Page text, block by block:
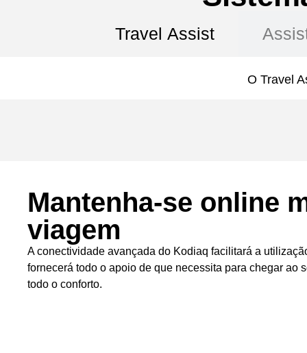
Travel Assist
O Travel
Mantenha-se online
viagem
A conectividade avançada do Kodiaq facilitará a
fornecerá todo o apoio de que necessita para chegar ao
todo o conforto.